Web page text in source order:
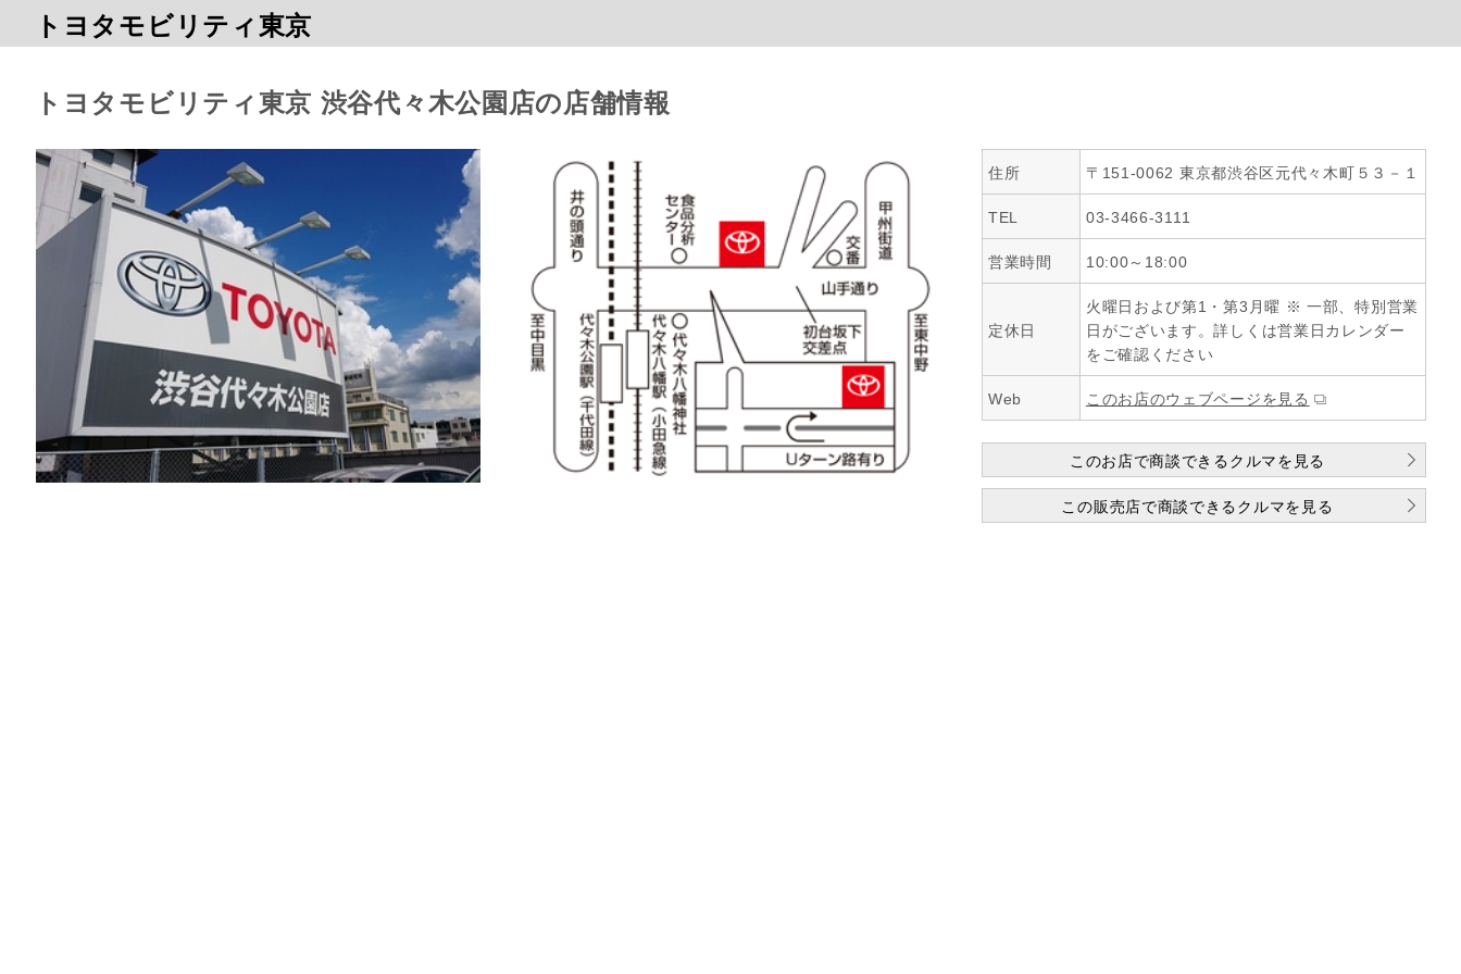
トヨタモビリティ東京
トヨタモビリティ東京 渋谷代々木公園店の店舗情報
住所 〒151-0062 東京都渋谷区元代々木町５３－１
TEL 03-3466-3111
営業時間 10:00～18:00
定休日
火曜日および第1・第3月曜 ※ 一部、特別営業
日がございます。詳しくは営業日カレンダー
をご確認ください
Web このお店のウェブページを見る
このお店で商談できるクルマを見る
この販売店で商談できるクルマを見る